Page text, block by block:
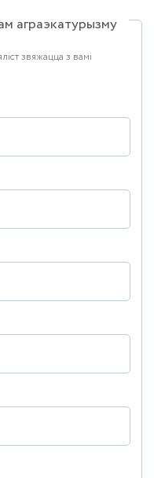
аграэкатурызму
звяжацца з вамі